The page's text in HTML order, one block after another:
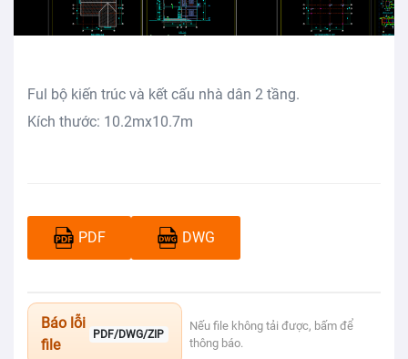
Ful bộ kiến trúc và kết cấu nhà dân 2 tầng.
Kích thước: 10.2mx10.7m
PDF DWG
Báo lỗi
file
PDF/DWG/ZIP
Nếu file không tải được, bấm để
thông báo.